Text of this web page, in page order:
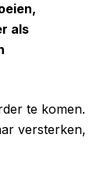
als
te komen.
versterken,